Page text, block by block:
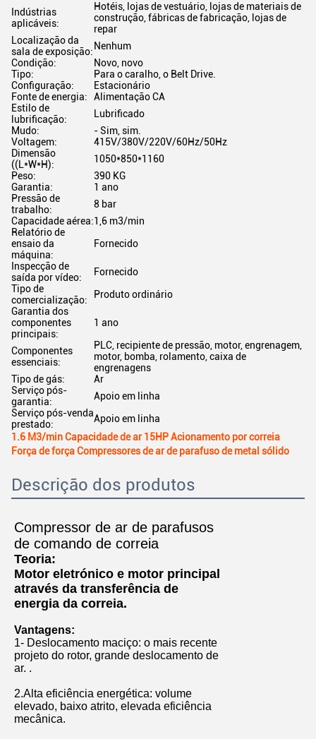
Indústrias
aplicáveis:
Hotéis, lojas de vestuário, lojas de materiais de
construção, fábricas de fabricação, lojas de
repar
Localização da
sala de exposição: Nenhum
Condição:
Novo, novo
Tipo:
Para o caralho, o Belt Drive.
Configuração:
Estacionário
Fonte de energia:
Alimentação CA
Estilo de
lubrificação:
Lubrificado
Mudo:
- Sim, sim.
Voltagem:
415V/380V/220V/60Hz/50Hz
Dimensão
((L*W*H):
1050*850*1160
Peso:
390 KG
Garantia:
1 ano
Pressão de
trabalho:
8 bar
Capacidade aérea:1,6 m3/min
Relatório de
ensaio da
máquina:
Fornecido
Inspecção de
saída por vídeo:
Fornecido
Tipo de
comercialização:
Produto ordinário
Garantia dos
componentes
principais:
1 ano
Componentes
essenciais:
PLC, recipiente de pressão, motor, engrenagem,
motor, bomba, rolamento, caixa de
engrenagens
Tipo de gás:
Ar
Serviço pós-
garantia:
Apoio em linha
Serviço pós-venda
prestado:
Apoio em linha
1.6 M3/min Capacidade de ar 15HP Acionamento por correia
Força de força Compressores de ar de parafuso de metal sólido
Descrição dos produtos
Compressor de ar de parafusos
de comando de correia
Teoria:
Motor eletrónico e motor principal
através da transferência de
energia da correia.
Vantagens:
1- Deslocamento maciço: o mais recente
projeto do rotor, grande deslocamento de
ar. .
2.Alta eficiência energética: volume
elevado, baixo atrito, elevada eficiência
mecânica.